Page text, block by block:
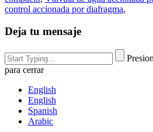
control accionada por diafragma,
Deja tu mensaje
para cerrar
English
English
Spanish
Arabic